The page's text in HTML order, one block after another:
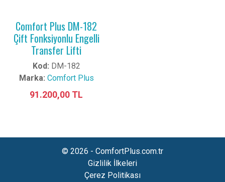
Comfort Plus DM-182
Çift Fonksiyonlu Engelli
Transfer Lifti
Kod: DM-182
Marka: Comfort Plus
91.200,00 TL
© 2026 - ComfortPlus.com.tr
Gizlilik İlkeleri
Çerez Politikası